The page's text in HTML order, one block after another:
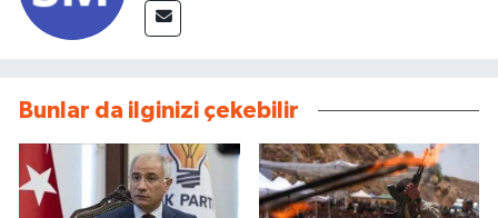
Bunlar da ilginizi çekebilir